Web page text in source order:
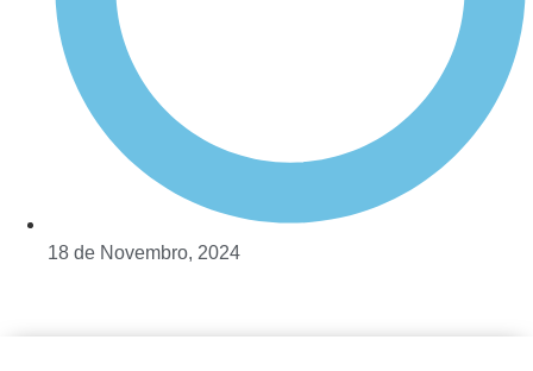
18 de Novembro, 2024